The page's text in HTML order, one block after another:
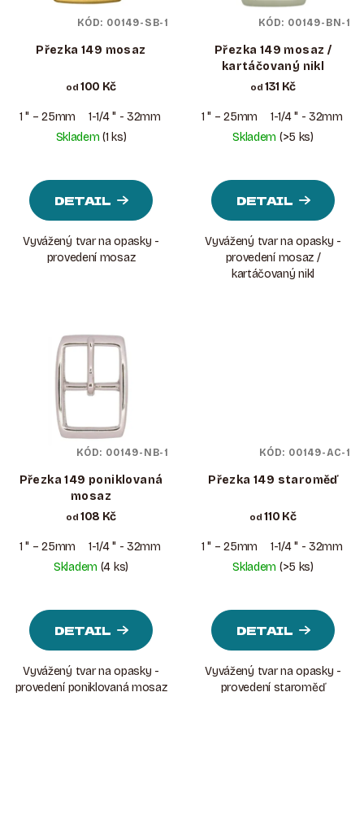
K
Přezka 149 mosaz
od 100 Kč
1 " – 25mm 1-1/4 " - 32mm
1-1/2 " - 38mm
Skladem(1 ks)
DETAIL
Vyvážený tvar na opasky -
provedení mosaz
KÓD: 00149-SB-1
Přezka 149 mosaz /
kartáčovaný nikl
od 131 Kč
1 " – 25mm 1-1/4 " - 32mm
Skladem (>5 ks)
DETAIL
Vyvážený tvar na opasky -
provedení mosaz /
kartáčovaný nikl
KÓD: 00149-BN-1
Přezka 149 poniklovaná
mosaz
od 108 Kč
1 " – 25mm 1-1/4 " - 32mm
1-1/2 " - 38mm
Skladem (4 ks)
DETAIL
Vyvážený tvar na opasky -
provedení poniklovaná mosaz
KÓD: 00149-NB-1
Přezka 149 staroměď
od 110 Kč
1 " – 25mm 1-1/4 " - 32mm
Skladem (>5 ks)
DETAIL
Vyvážený tvar na opasky -
provedení staroměď
KÓD: 00149-AC-1